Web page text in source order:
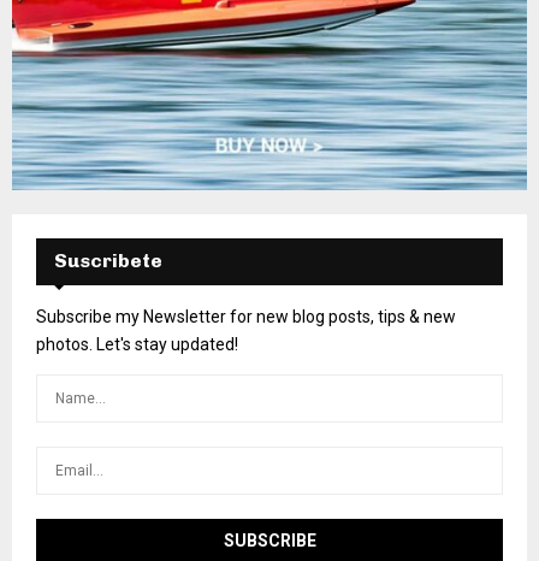
Suscribete
Subscribe my Newsletter for new blog posts, tips & new
photos. Let's stay updated!